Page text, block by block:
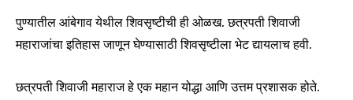
पुण्यातील आंबेगाव येथील शिवसृष्टीची ही ओळख. छत्रपती शिवाजी
महाराजांचा इतिहास जाणून घेण्यासाठी शिवसृष्टीला भेट द्यायलाच हवी.
छत्रपती शिवाजी महाराज हे एक महान योद्धा आणि उत्तम प्रशासक होते.